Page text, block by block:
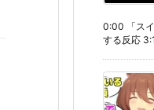
0:00 「ス
する反応